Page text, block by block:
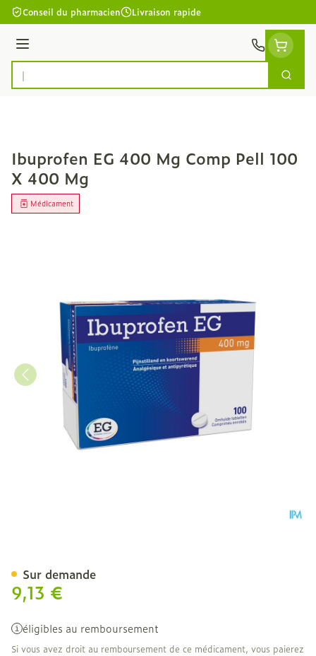
Aller au contenu
Conseil du pharmacien Livraison rapide
Menu
Rechercher
Ibuprofen EG 400 Mg Comp Pell 100
X 400 Mg
Médicament
9,13 €
éligibles au remboursement
Si vous avez droit au remboursement de ce médicament, vous paierez
Sur demande